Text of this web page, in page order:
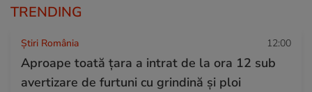
TRENDING
Știri România 12:00
Aproape toată țara a intrat de la ora 12 sub
avertizare de furtuni cu grindină și ploi